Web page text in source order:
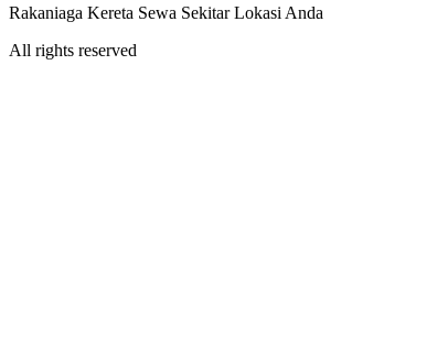
Rakaniaga Kereta Sewa Sekitar Lokasi Anda
All rights reserved